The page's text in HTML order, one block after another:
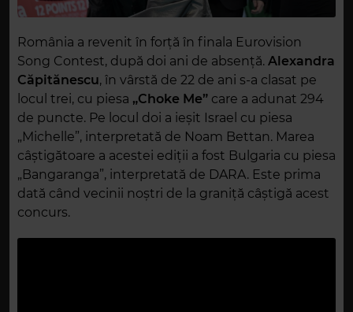
România a revenit în forță în finala Eurovision
Song Contest, după doi ani de absență. Alexandra
Căpitănescu, în vârstă de 22 de ani s-a clasat pe
locul trei, cu piesa „Choke Me” care a adunat 294
de puncte. Pe locul doi a ieșit Israel cu piesa
„Michelle”, interpretată de Noam Bettan. Marea
câștigătoare a acestei ediții a fost Bulgaria cu piesa
„Bangaranga”, interpretată de DARA. Este prima
dată când vecinii noștri de la graniță câștigă acest
concurs.